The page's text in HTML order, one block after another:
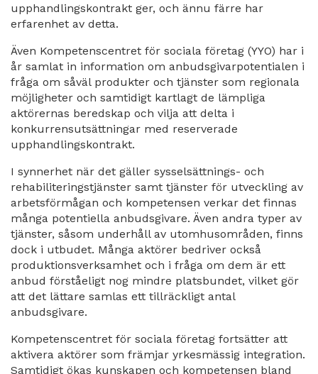
upphandlingskontrakt ger, och ännu färre har
erfarenhet av detta.
Även Kompetenscentret för sociala företag (YYO) har i
år samlat in information om anbudsgivarpotentialen i
fråga om såväl produkter och tjänster som regionala
möjligheter och samtidigt kartlagt de lämpliga
aktörernas beredskap och vilja att delta i
konkurrensutsättningar med reserverade
upphandlingskontrakt.
I synnerhet när det gäller sysselsättnings- och
rehabiliteringstjänster samt tjänster för utveckling av
arbetsförmågan och kompetensen verkar det finnas
många potentiella anbudsgivare. Även andra typer av
tjänster, såsom underhåll av utomhusområden, finns
dock i utbudet. Många aktörer bedriver också
produktionsverksamhet och i fråga om dem är ett
anbud förståeligt nog mindre platsbundet, vilket gör
att det lättare samlas ett tillräckligt antal
anbudsgivare.
Kompetenscentret för sociala företag fortsätter att
aktivera aktörer som främjar yrkesmässig integration.
Samtidigt ökas kunskapen och kompetensen bland